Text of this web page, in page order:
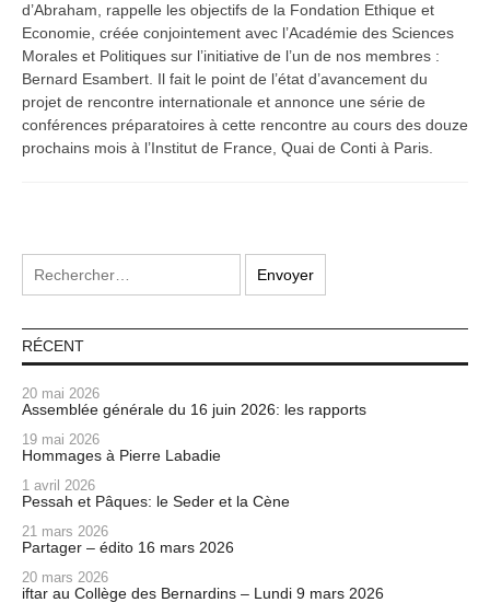
d’Abraham, rappelle les objectifs de la Fondation Ethique et
Economie, créée conjointement avec l’Académie des Sciences
Morales et Politiques sur l’initiative de l’un de nos membres :
Bernard Esambert. Il fait le point de l’état d’avancement du
projet de rencontre internationale et annonce une série de
conférences préparatoires à cette rencontre au cours des douze
prochains mois à l’Institut de France, Quai de Conti à Paris.
RÉCENT
20 mai 2026
Assemblée générale du 16 juin 2026: les rapports
19 mai 2026
Hommages à Pierre Labadie
1 avril 2026
Pessah et Pâques: le Seder et la Cène
21 mars 2026
Partager – édito 16 mars 2026
20 mars 2026
iftar au Collège des Bernardins – Lundi 9 mars 2026